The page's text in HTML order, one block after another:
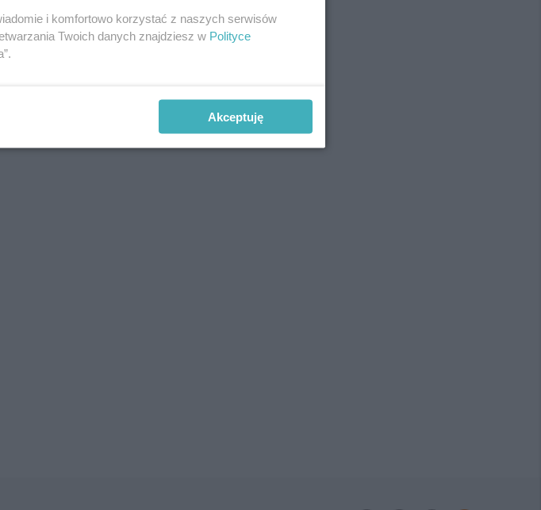
REKLAMA
i komfortowo korzystać z naszych serwisów
Twoich danych znajdziesz w Polityce
Akceptuję